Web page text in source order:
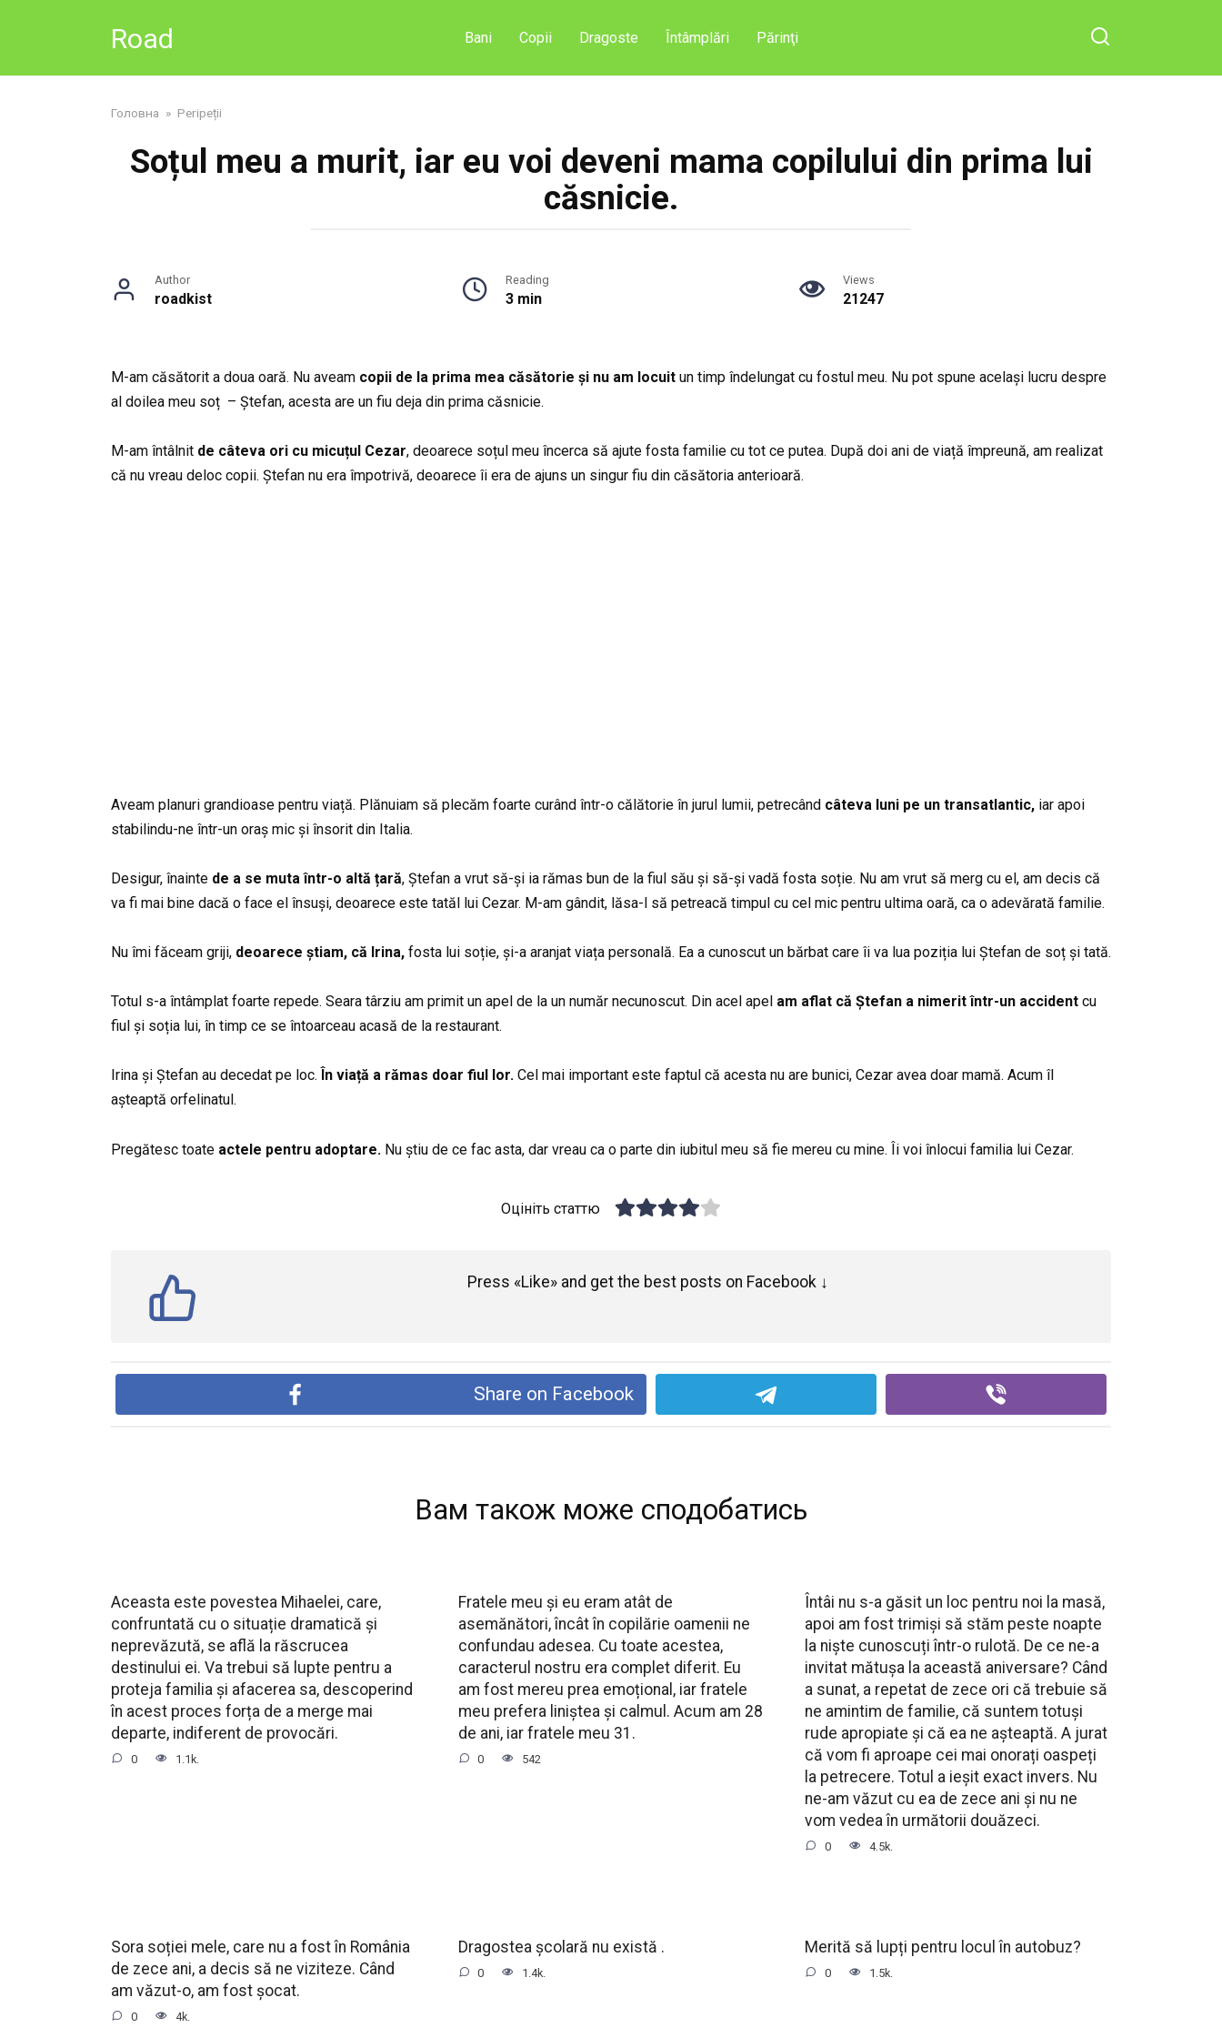
Road Bani Copii Dragoste Întâmplări Părinţi
Головна » Peripeții
Soțul meu a murit, iar eu voi deveni mama copilului din prima lui
căsnicie.
Author
roadkist
Reading
3 min
Views
21247
M-am căsătorit a doua oară. Nu aveam copii de la prima mea căsătorie și nu am locuit un timp îndelungat cu fostul meu. Nu pot spune același lucru despre
al doilea meu soț – Ștefan, acesta are un fiu deja din prima căsnicie.
M-am întâlnit de câteva ori cu micuțul Cezar, deoarece soțul meu încerca să ajute fosta familie cu tot ce putea. După doi ani de viață împreună, am realizat
că nu vreau deloc copii. Ștefan nu era împotrivă, deoarece îi era de ajuns un singur fiu din căsătoria anterioară.
Aveam planuri grandioase pentru viață. Plănuiam să plecăm foarte curând într-o călătorie în jurul lumii, petrecând câteva luni pe un transatlantic, iar apoi
stabilindu-ne într-un oraș mic și însorit din Italia.
Desigur, înainte de a se muta într-o altă țară, Ștefan a vrut să-și ia rămas bun de la fiul său și să-și vadă fosta soție. Nu am vrut să merg cu el, am decis că
va fi mai bine dacă o face el însuși, deoarece este tatăl lui Cezar. M-am gândit, lăsa-l să petreacă timpul cu cel mic pentru ultima oară, ca o adevărată familie.
Nu îmi făceam griji, deoarece știam, că Irina, fosta lui soție, și-a aranjat viața personală. Ea a cunoscut un bărbat care îi va lua poziția lui Ștefan de soț și tată.
Totul s-a întâmplat foarte repede. Seara târziu am primit un apel de la un număr necunoscut. Din acel apel am aflat că Ștefan a nimerit într-un accident cu
fiul și soția lui, în timp ce se întoarceau acasă de la restaurant.
Irina și Ștefan au decedat pe loc. În viață a rămas doar fiul lor. Cel mai important este faptul că acesta nu are bunici, Cezar avea doar mamă. Acum îl
așteaptă orfelinatul.
Pregătesc toate actele pentru adoptare. Nu știu de ce fac asta, dar vreau ca o parte din iubitul meu să fie mereu cu mine. Îi voi înlocui familia lui Cezar.
Оцініть статтю
Press «Like» and get the best posts on Facebook ↓
Share on Facebook
Вам також може сподобатись
Aceasta este povestea Mihaelei, care,
confruntată cu o situație dramatică și
neprevăzută, se află la răscrucea
destinului ei. Va trebui să lupte pentru a
proteja familia și afacerea sa, descoperind
în acest proces forța de a merge mai
departe, indiferent de provocări.
0 1.1k.
Fratele meu și eu eram atât de
asemănători, încât în copilărie oamenii ne
confundau adesea. Cu toate acestea,
caracterul nostru era complet diferit. Eu
am fost mereu prea emoțional, iar fratele
meu prefera liniștea și calmul. Acum am 28
de ani, iar fratele meu 31.
0 542
Întâi nu s-a găsit un loc pentru noi la masă,
apoi am fost trimiși să stăm peste noapte
la niște cunoscuți într-o rulotă. De ce ne-a
invitat mătușa la această aniversare? Când
a sunat, a repetat de zece ori că trebuie să
ne amintim de familie, că suntem totuși
rude apropiate și că ea ne așteaptă. A jurat
că vom fi aproape cei mai onorați oaspeți
la petrecere. Totul a ieșit exact invers. Nu
ne-am văzut cu ea de zece ani și nu ne
vom vedea în următorii douăzeci.
0 4.5k.
Sora soției mele, care nu a fost în România
de zece ani, a decis să ne viziteze. Când
am văzut-o, am fost șocat.
0 4k.
Dragostea școlară nu există .
0 1.4k.
Merită să lupți pentru locul în autobuz?
0 1.5k.